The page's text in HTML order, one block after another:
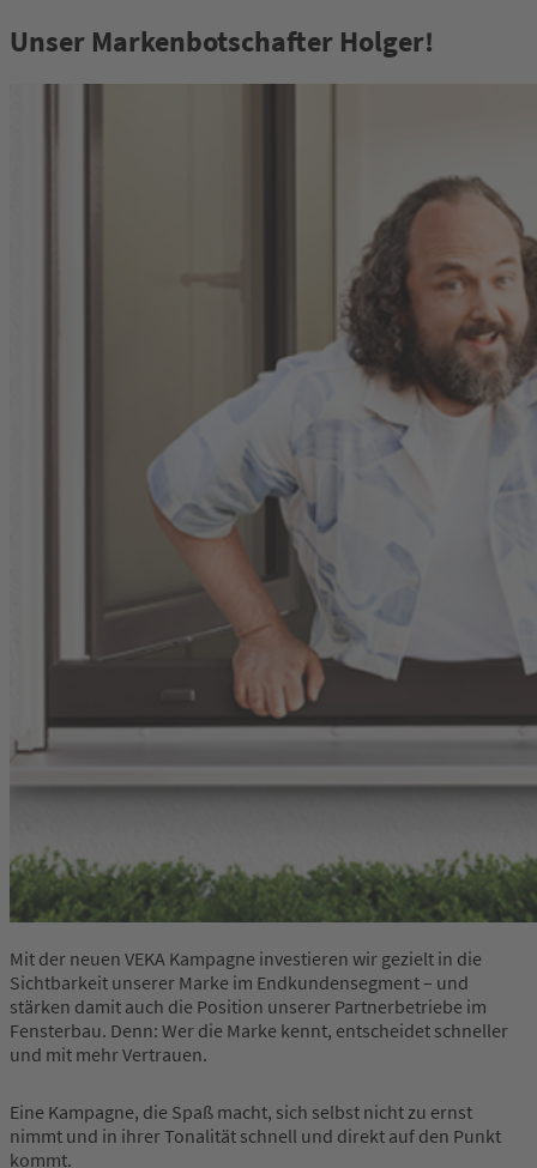
Unser Markenbotschafter Holger!
Mit der neuen VEKA Kampagne investieren wir gezielt in die
Sichtbarkeit unserer Marke im Endkundensegment – und
stärken damit auch die Position unserer Partnerbetriebe im
Fensterbau. Denn: Wer die Marke kennt, entscheidet schneller
und mit mehr Vertrauen.
Eine Kampagne, die Spaß macht, sich selbst nicht zu ernst
nimmt und in ihrer Tonalität schnell und direkt auf den Punkt
kommt.